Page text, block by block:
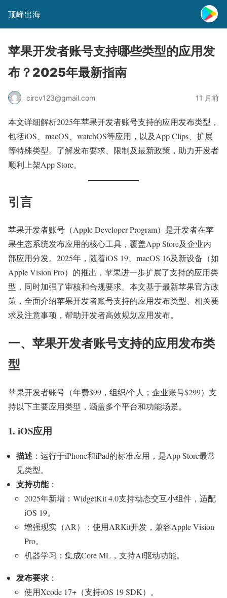
顶峰出海
苹果开发者账号支持哪些类型的应用发
布？2025年最新指南
circv123@gmail.com 11 月前
本文详细解析2025年苹果开发者账号支持的应用发布类型，
包括iOS、macOS、watchOS等应用，以及App Clips、扩展
等特殊类型。了解发布要求、限制及最新政策，助力开发者
顺利上架App Store。
引言
苹果开发者账号（Apple Developer Program）是开发者在苹
果生态系统发布应用的核心工具，覆盖App Store及企业内
部应用分发。2025年，随着iOS 19、macOS 16及新设备（如
Apple Vision Pro）的推出，苹果进一步扩展了支持的应用类
型，同时加强了审核和合规要求。本文基于最新苹果官方政
策，全面介绍苹果开发者账号支持的应用发布类型、相关要
求及注意事项，帮助开发者高效规划应用发布。
一、苹果开发者账号支持的应用发布类
型
苹果开发者账号（年费$99，组织/个人；企业账号$299）支
持以下主要应用类型，涵盖多个平台和功能场景。
1. iOS应用
描述 ：运行于iPhone和iPad的标准应用，是App Store最常
见类型。
支持功能：
2025年新增：WidgetKit 4.0支持动态交互小组件，适配
iOS 19。
增强现实（AR）：使用ARKit开发，兼容Apple Vision
Pro。
机器学习：集成Core ML，支持AI驱动功能。
发布要求 ：
使用Xcode 17+（支持iOS 19 SDK）。